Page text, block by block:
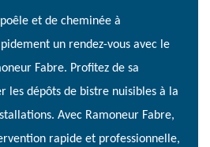
et de cheminée à
un rendez-vous avec le
Fabre. Profitez de sa
les dépôts de bistre nuisibles à la
Avec Ramoneur Fabre,
rapide et professionnelle,